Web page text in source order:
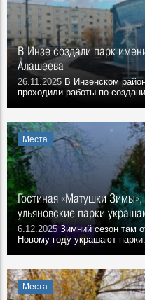
В Инзе создали парк
Алашеева
26.11.2025 В Инзенском
проходили работы по
Места
Гостиная «Матушки Зимы»,
ульяновские парки
6.12.2025 Зимний сезон там
Новому году украшают
Места